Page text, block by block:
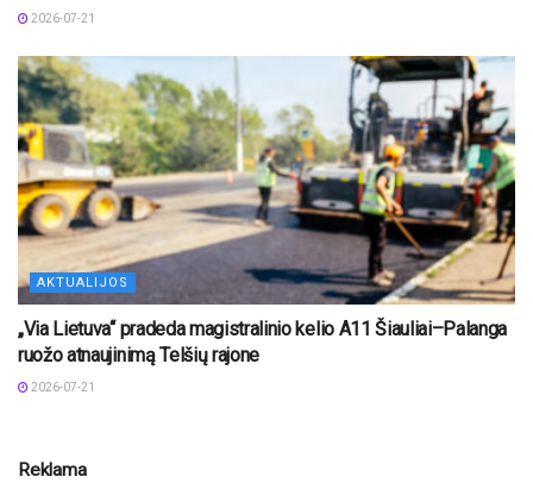
2026-07-21
AKTUALIJOS
„Via Lietuva“ pradeda magistralinio kelio A11 Šiauliai–Palanga
ruožo atnaujinimą Telšių rajone
2026-07-21
Reklama